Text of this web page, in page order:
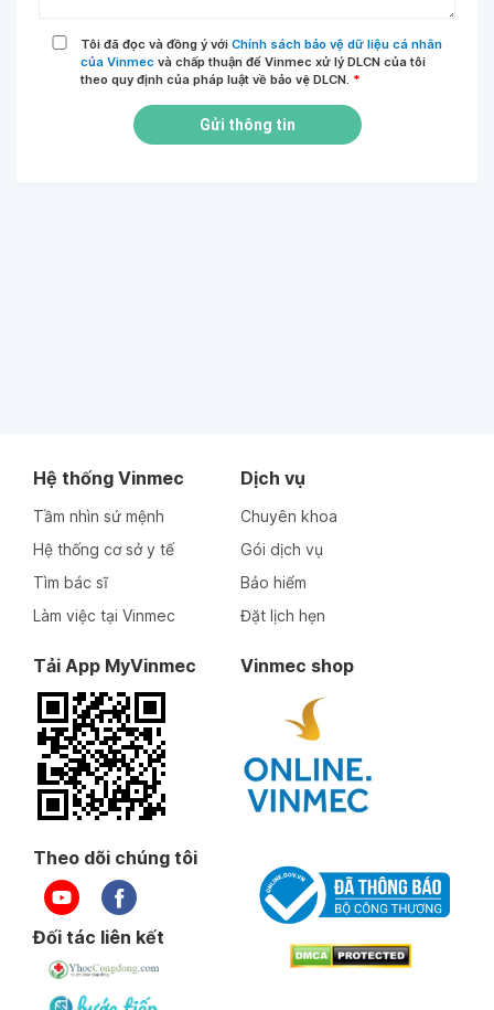
Tôi đã đọc và đồng ý với Chính sách bảo vệ dữ liệu cá nhân
của Vinmec và chấp thuận để Vinmec xử lý DLCN của tôi
theo quy định của pháp luật về bảo vệ DLCN. *
Gửi thông tin
Hệ thống Vinmec
Tầm nhìn sứ mệnh
Hệ thống cơ sở y tế
Tìm bác sĩ
Làm việc tại Vinmec
Dịch vụ
Chuyên khoa
Gói dịch vụ
Bảo hiểm
Đặt lịch hẹn
Tải App MyVinmec Vinmec shop
Theo dõi chúng tôi
Đối tác liên kết